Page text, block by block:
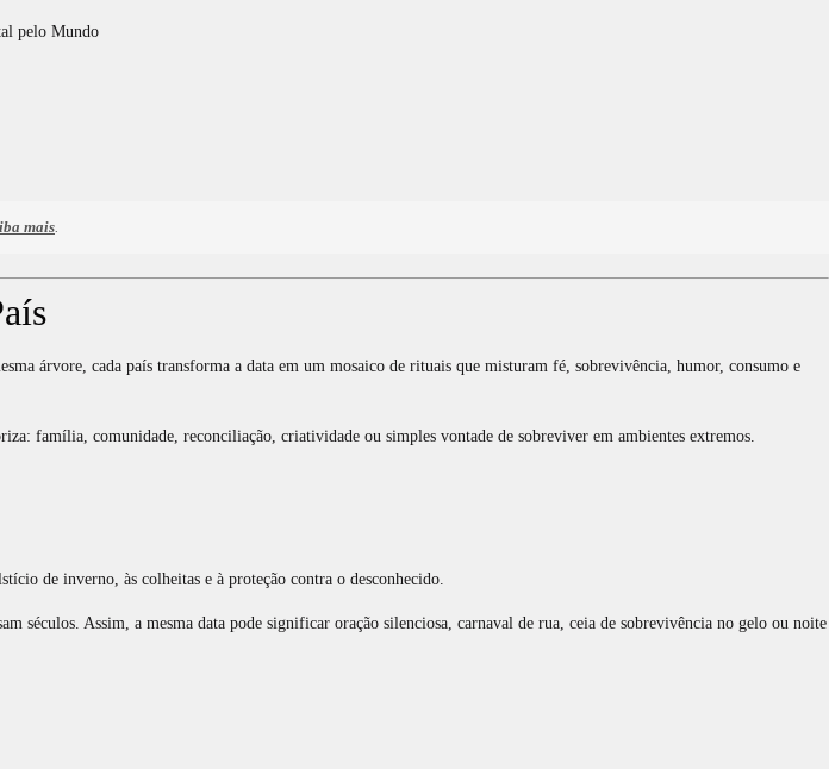
mais.
árvore, cada país transforma a data em um mosaico de rituais que misturam fé, sobrevivência, humor, consumo e
família, comunidade, reconciliação, criatividade ou simples vontade de sobreviver em ambientes extremos.
de inverno, às colheitas e à proteção contra o desconhecido.
séculos. Assim, a mesma data pode significar oração silenciosa, carnaval de rua, ceia de sobrevivência no gelo ou noite